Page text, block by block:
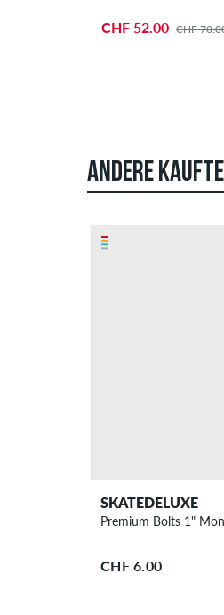
CHF 52.00 CHF
ANDERE
SKATEDELUXE
Premium Bolts 1"
CHF 6.00